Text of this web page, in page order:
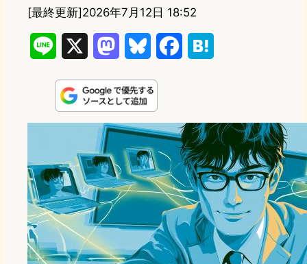
[最終更新]2026年7月12日 18:52
n
e
s
t
o
d
o
n
u
e
s
k
y
e
b
o
o
k
e
a